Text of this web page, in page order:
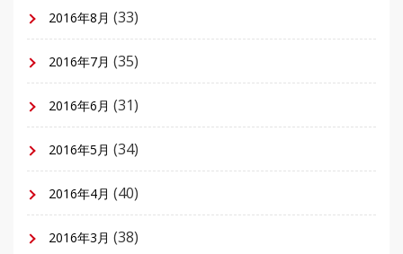
2016年8月 (33)
2016年7月 (35)
2016年6月 (31)
2016年5月 (34)
2016年4月 (40)
2016年3月 (38)